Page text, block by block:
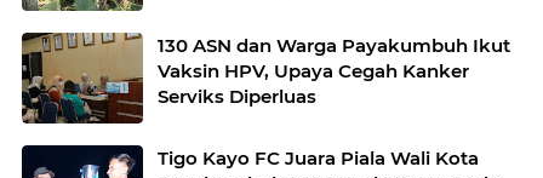
130 ASN dan Warga Payakumbuh Ikut
Vaksin HPV, Upaya Cegah Kanker
Serviks Diperluas
Tigo Kayo FC Juara Piala Wali Kota